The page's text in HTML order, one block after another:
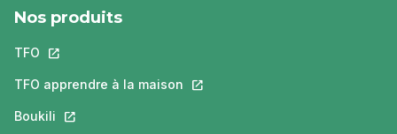
Nos produits
TFO Ce lien s'ouvrira dans un nouvel onglet.
TFO apprendre à la maison Ce lien s'ouvrira dans un nouvel
Boukili Ce lien s'ouvrira dans un nouvel onglet.